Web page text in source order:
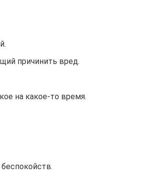
причинить вред.
на какое-то время.